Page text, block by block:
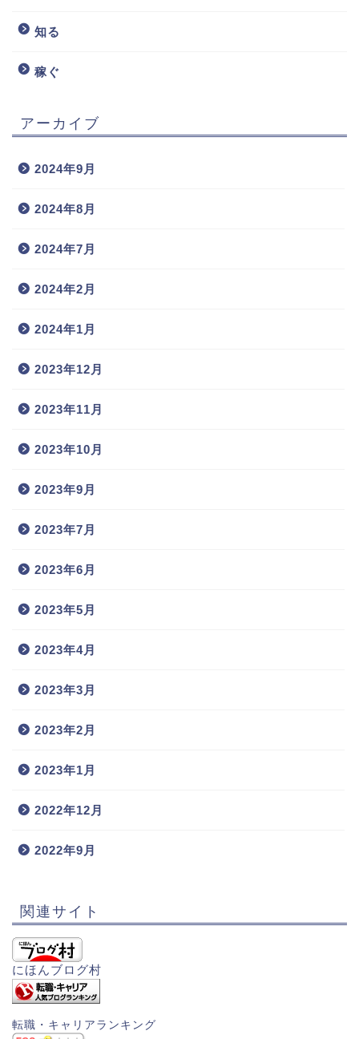
知る
稼ぐ
アーカイブ
2024年9月
2024年8月
2024年7月
2024年2月
2024年1月
2023年12月
2023年11月
2023年10月
2023年9月
2023年7月
2023年6月
2023年5月
2023年4月
2023年3月
2023年2月
2023年1月
2022年12月
2022年9月
関連サイト
にほんブログ村
転職・キャリアランキング